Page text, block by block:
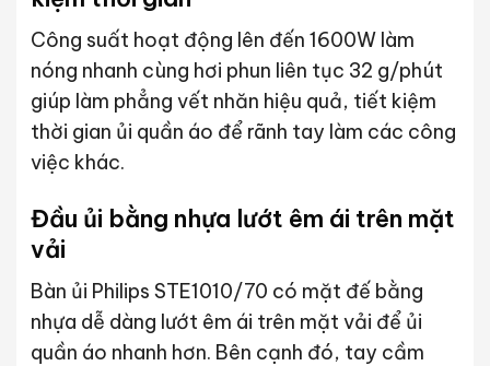
Công suất hoạt động lên đến 1600W làm
nóng nhanh cùng hơi phun liên tục 32 g/phút
giúp làm phẳng vết nhăn hiệu quả, tiết kiệm
thời gian ủi quần áo để rãnh tay làm các công
việc khác.
Đầu ủi bằng nhựa lướt êm ái trên mặt
vải
Bàn ủi Philips STE1010/70 có mặt đế bằng
nhựa dễ dàng lướt êm ái trên mặt vải để ủi
quần áo nhanh hơn. Bên cạnh đó, tay cầm